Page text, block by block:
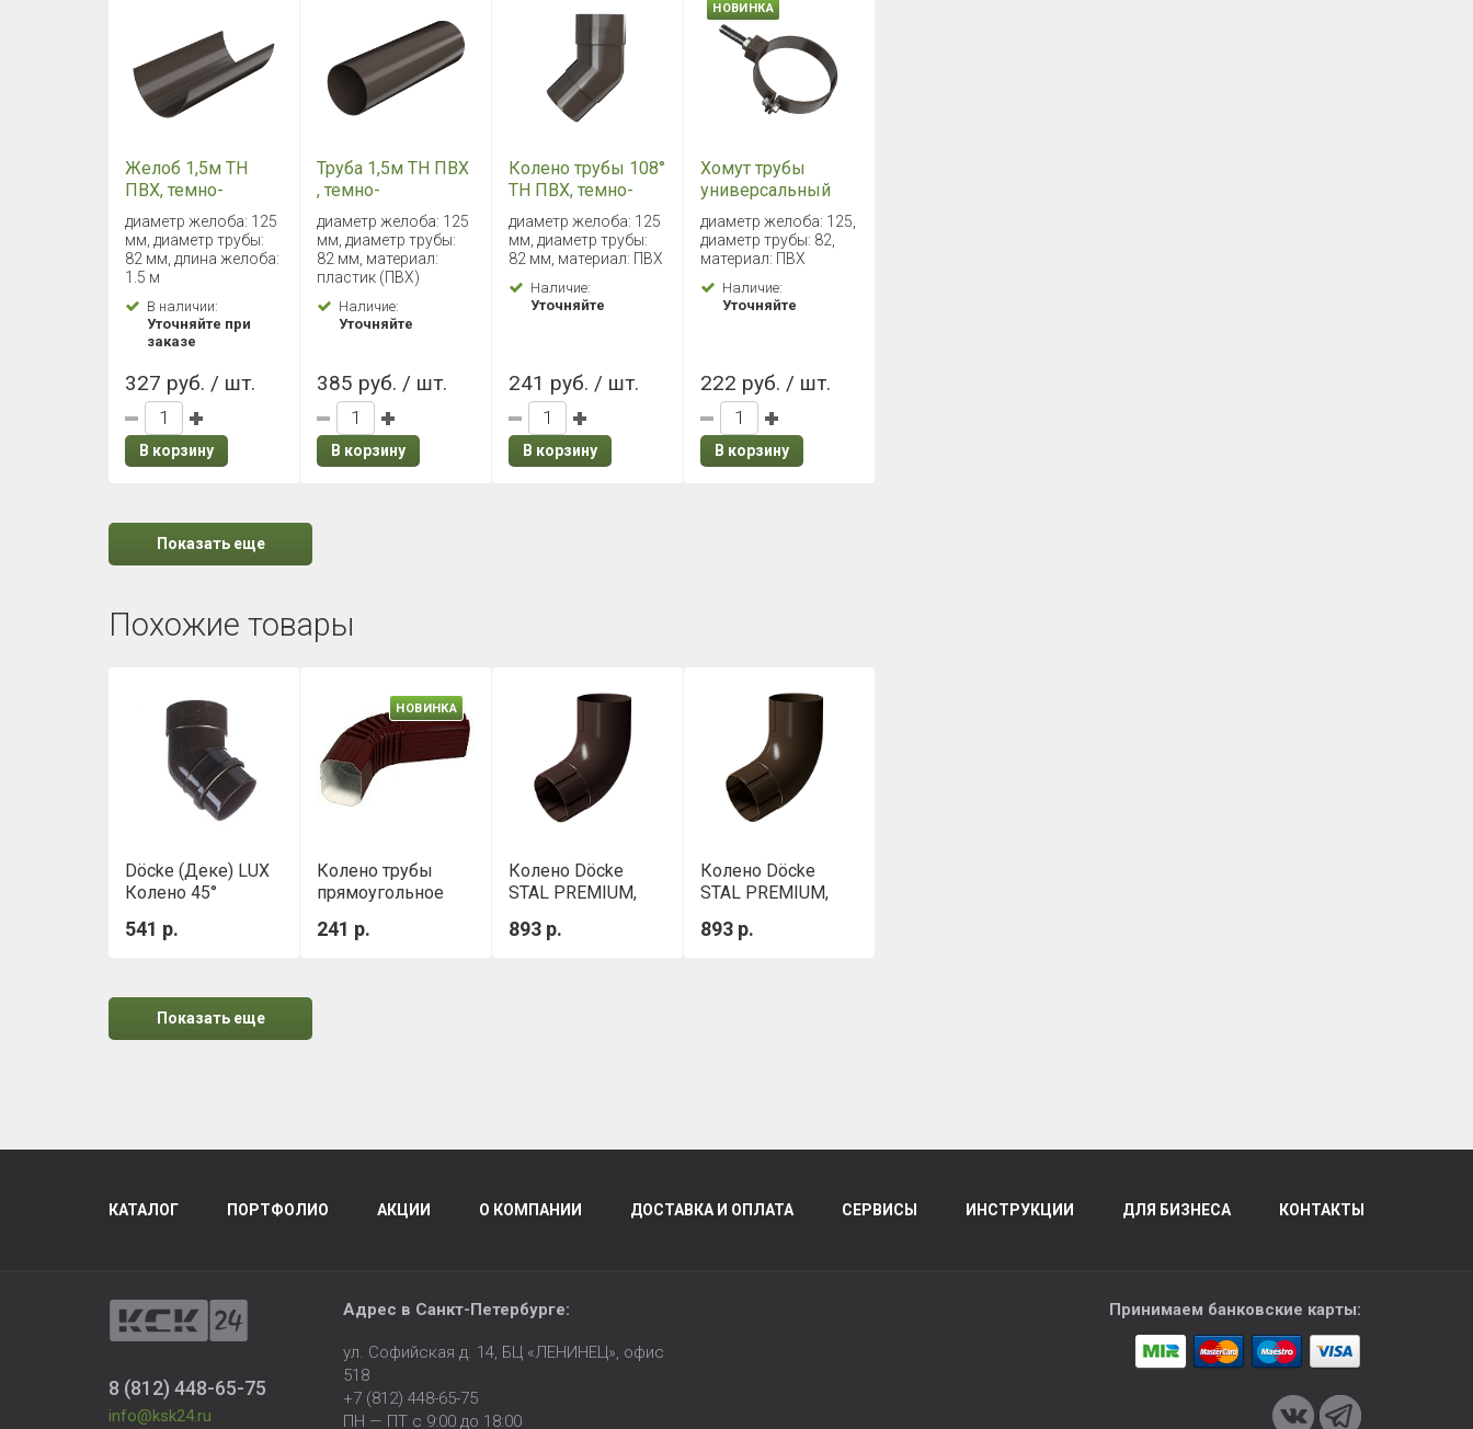
Желоб 1,5м ТН
ПВХ, темно-
коричневый,
глянец
диаметр желоба: 125
мм, диаметр трубы:
82 мм, длина желоба:
1.5 м
В наличии:
Уточняйте при
заказе
327 руб. / шт.
В корзину
Труба 1,5м ТН ПВХ
, темно-
коричневый,
глянец
диаметр желоба: 125
мм, диаметр трубы:
82 мм, материал:
пластик (ПВХ)
Наличие:
Уточняйте
385 руб. / шт.
В корзину
Колено трубы 108°
ТН ПВХ, темно-
диаметр желоба: 125
мм, диаметр трубы:
82 мм, материал: ПВХ
Наличие:
Уточняйте
241 руб. / шт.
В корзину
НОВИНКА
Хомут трубы
универсальный
L=180мм ТН ПВХ ,
темно-
коричневый
диаметр желоба: 125,
диаметр трубы: 82,
материал: ПВХ
Наличие:
Уточняйте
222 руб. / шт.
В корзину
Показать еще
Похожие товары
Döcke (Деке) LUX
Колено 45°
541 р.
НОВИНКА
Колено трубы
прямоугольное
Grand Line Vortex
241 р.
Колено Döcke
STAL PREMIUM,
893 р.
Колено Döcke
STAL PREMIUM,
893 р.
Показать еще
КАТАЛОГ ПОРТФОЛИО АКЦИИ О КОМПАНИИ ДОСТАВКА И ОПЛАТА СЕРВИСЫ ИНСТРУКЦИИ ДЛЯ БИЗНЕСА КОНТАКТЫ
8 (812) 448-65-75
info@ksk24.ru
Адрес в Санкт-Петербурге:
ул. Софийская д. 14, БЦ «ЛЕНИНЕЦ», офис
518
+7 (812) 448-65-75
ПН — ПТ с 9:00 до 18:00
Принимаем банковские карты: